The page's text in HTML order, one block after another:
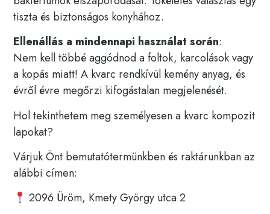
tiszta és biztonságos konyhához.
Ellenállás a mindennapi használat során:
Nem kell többé aggódnod a foltok, karcolások vagy
a kopás miatt! A kvarc rendkívül kemény anyag, és
évről évre megőrzi kifogástalan megjelenését.
Hol tekinthetem meg személyesen a kvarc kompozit
lapokat?
Várjuk Önt bemutatótermünkben és raktárunkban az
alábbi címen:
2096 Üröm, Kmety György utca 2